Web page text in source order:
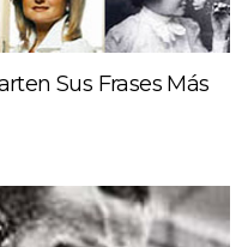
Sus Frases Más